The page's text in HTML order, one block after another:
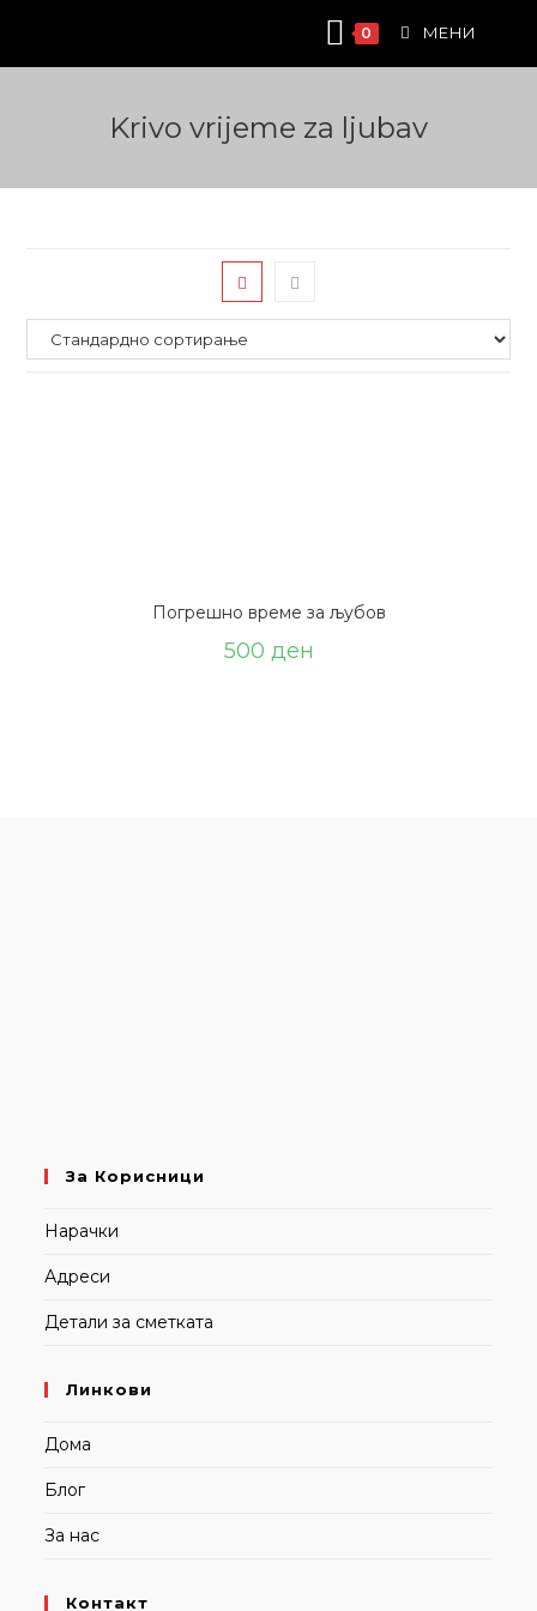
content
0 МЕНИ
Krivo vrijeme za ljubav
Погрешно време за љубов
500 ден
За Корисници
Нарачки
Адреси
Детали за сметката
Линкови
Дома
Блог
За нас
Контакт